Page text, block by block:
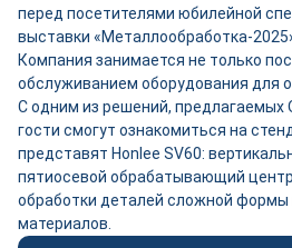
перед посетителями юбилейной
выставки «Металлообработка-
Компания занимается не только
обслуживанием оборудования для
С одним из решений,
гости смогут ознакомиться на
представят Honlee SV60:
пятиосевой обрабатывающий
обработки деталей сложной формы
материалов.